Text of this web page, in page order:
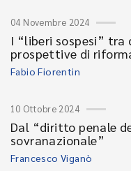
04 Novembre 2024
I “liberi sospesi”
prospettive di
Fabio Fiorentin
10 Ottobre 2024
Dal “diritto penale
sovranazionale”
Francesco Viganò